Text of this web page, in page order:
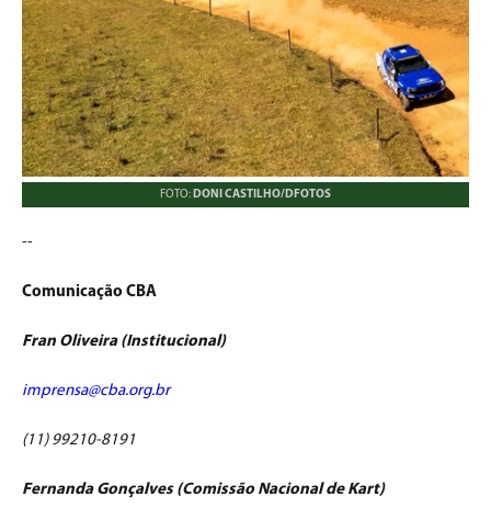
FOTO: DONI CASTILHO/DFOTOS
--
Comunicação CBA
Fran Oliveira (Institucional)
imprensa@cba.org.br
(11) 99210-8191
Fernanda Gonçalves (Comissão Nacional de Kart)